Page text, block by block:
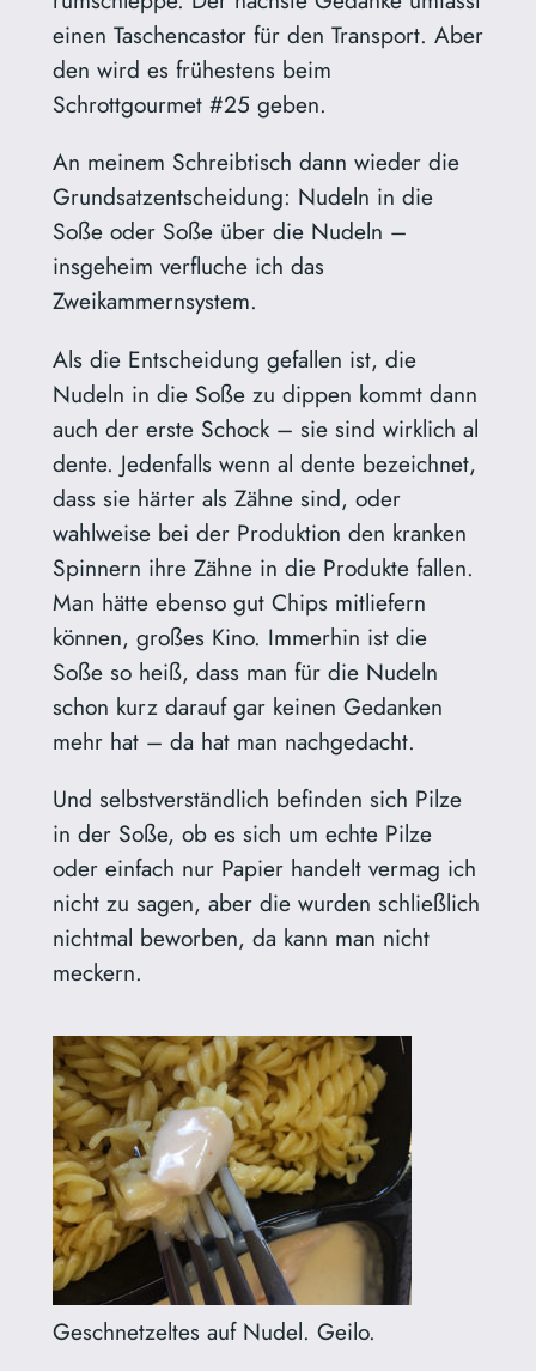
einen Taschencastor für den Transport. Aber
den wird es frühestens beim
Schrottgourmet #25 geben.
An meinem Schreibtisch dann wieder die
Grundsatzentscheidung: Nudeln in die
Soße oder Soße über die Nudeln –
insgeheim verfluche ich das
Zweikammernsystem.
Als die Entscheidung gefallen ist, die
Nudeln in die Soße zu dippen kommt dann
auch der erste Schock – sie sind wirklich al
dente. Jedenfalls wenn al dente bezeichnet,
dass sie härter als Zähne sind, oder
wahlweise bei der Produktion den kranken
Spinnern ihre Zähne in die Produkte fallen.
Man hätte ebenso gut Chips mitliefern
können, großes Kino. Immerhin ist die
Soße so heiß, dass man für die Nudeln
schon kurz darauf gar keinen Gedanken
mehr hat – da hat man nachgedacht.
Und selbstverständlich befinden sich Pilze
in der Soße, ob es sich um echte Pilze
oder einfach nur Papier handelt vermag ich
nicht zu sagen, aber die wurden schließlich
nichtmal beworben, da kann man nicht
meckern.
Geschnetzeltes auf Nudel. Geilo.